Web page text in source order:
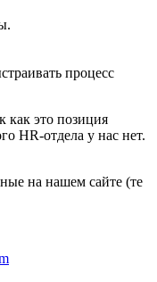
процесс
как это позиция
HR-отдела у нас нет.
на нашем сайте (те